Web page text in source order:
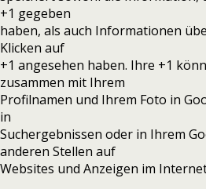
+1 gegeben
haben, als auch Informationen
Klicken auf
+1 angesehen haben. Ihre +1
zusammen mit Ihrem
Profilnamen und Ihrem Foto in
in
Suchergebnissen oder in Ihrem
anderen Stellen auf
Websites und Anzeigen im